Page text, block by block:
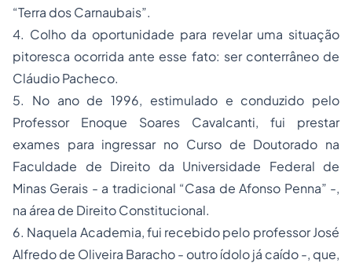
“Terra dos Carnaubais”.
4. Colho da oportunidade para revelar uma situação
pitoresca ocorrida ante esse fato: ser conterrâneo de
Cláudio Pacheco.
5. No ano de 1996, estimulado e conduzido pelo
Professor Enoque Soares Cavalcanti, fui prestar
exames para ingressar no Curso de Doutorado na
Faculdade de Direito da Universidade Federal de
Minas Gerais - a tradicional “Casa de Afonso Penna” -,
na área de Direito Constitucional.
6. Naquela Academia, fui recebido pelo professor José
Alfredo de Oliveira Baracho - outro ídolo já caído -, que,